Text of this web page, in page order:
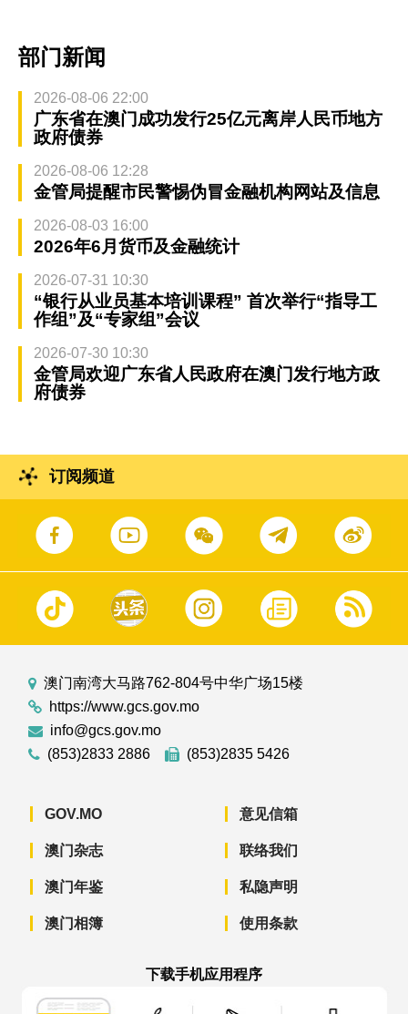
部门新闻
2026-08-06 22:00
广东省在澳门成功发行25亿元离岸人民币地方
政府债券
2026-08-06 12:28
金管局提醒市民警惕伪冒金融机构网站及信息
2026-08-03 16:00
2026年6月货币及金融统计
2026-07-31 10:30
“银行从业员基本培训课程” 首次举行“指导工
作组”及“专家组”会议
2026-07-30 10:30
金管局欢迎广东省人民政府在澳门发行地方政
府债券
订阅频道
澳门南湾大马路762-804号中华广场15楼
https://www.gcs.gov.mo
info@gcs.gov.mo
(853)2833 2886
(853)2835 5426
GOV.MO
澳门杂志
澳门年鉴
澳门相簿
意见信箱
联络我们
私隐声明
使用条款
下载手机应用程序